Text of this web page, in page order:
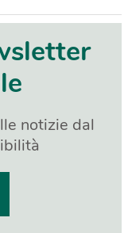
notizie dal